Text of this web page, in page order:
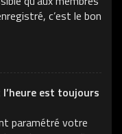
c’est le bon
est toujours
paramétré votre